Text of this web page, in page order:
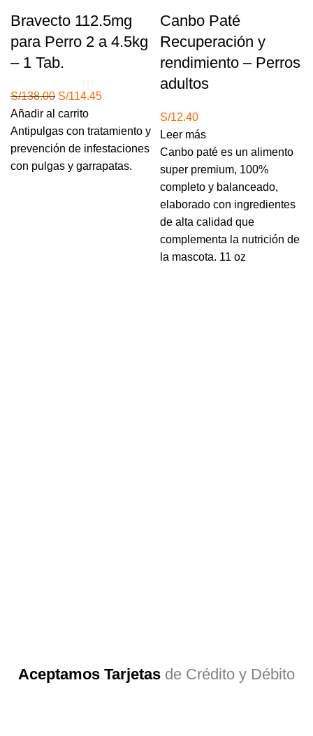
Bravecto 112.5mg
para Perro 2 a 4.5kg
– 1 Tab.
S/138.00 El
precio
original
era:
S/138.00.
S/114.45El
actual
es:
S/114.45.
Añadir al carrito
Antipulgas con tratamiento y
prevención de infestaciones
con pulgas y garrapatas.
Canbo Paté
Recuperación y
rendimiento – Perros
adultos
S/12.40
Leer más
Canbo paté es un alimento
super premium, 100%
completo y balanceado,
elaborado con ingredientes
de alta calidad que
complementa la nutrición de
la mascota. 11 oz
Aceptamos Tarjetas de Crédito y Débito